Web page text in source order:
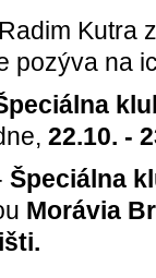
Kutra
pozýva na
22.10. -
Špeciálna
Morávia